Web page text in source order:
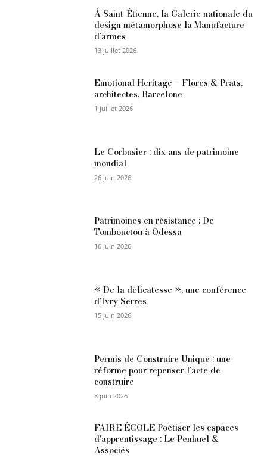
À Saint-Étienne, la Galerie nationale du
design métamorphose la Manufacture
d’armes
13 juillet 2026
Emotional Heritage – Flores & Prats,
architectes, Barcelone
1 juillet 2026
Le Corbusier : dix ans de patrimoine
mondial
26 juin 2026
Patrimoines en résistance : De
Tombouctou à Odessa
16 juin 2026
« De la délicatesse », une conférence
d’Ivry Serres
15 juin 2026
Permis de Construire Unique : une
réforme pour repenser l’acte de
construire
8 juin 2026
FAIRE ÉCOLE Poétiser les espaces
d’apprentissage : Le Penhuel &
Associés